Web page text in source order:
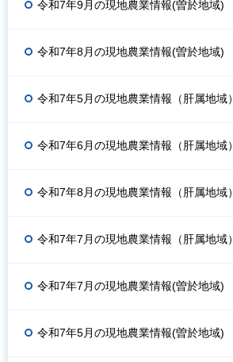
令和7年9月の現地農業情報(曽於地域)
令和7年8月の現地農業情報(曽於地域)
令和7年5月の現地農業情報（肝属地域）
令和7年6月の現地農業情報（肝属地域）
令和7年8月の現地農業情報（肝属地域）
令和7年7月の現地農業情報（肝属地域）
令和7年7月の現地農業情報(曽於地域)
令和7年5月の現地農業情報(曽於地域)